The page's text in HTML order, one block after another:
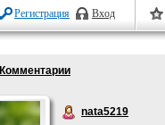
Регистрация Вход
Комментарии
nata5219